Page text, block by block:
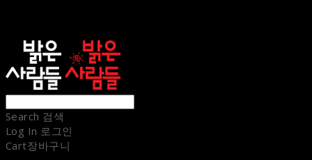
Search 검색
Log In 로그인
Cart장바구니